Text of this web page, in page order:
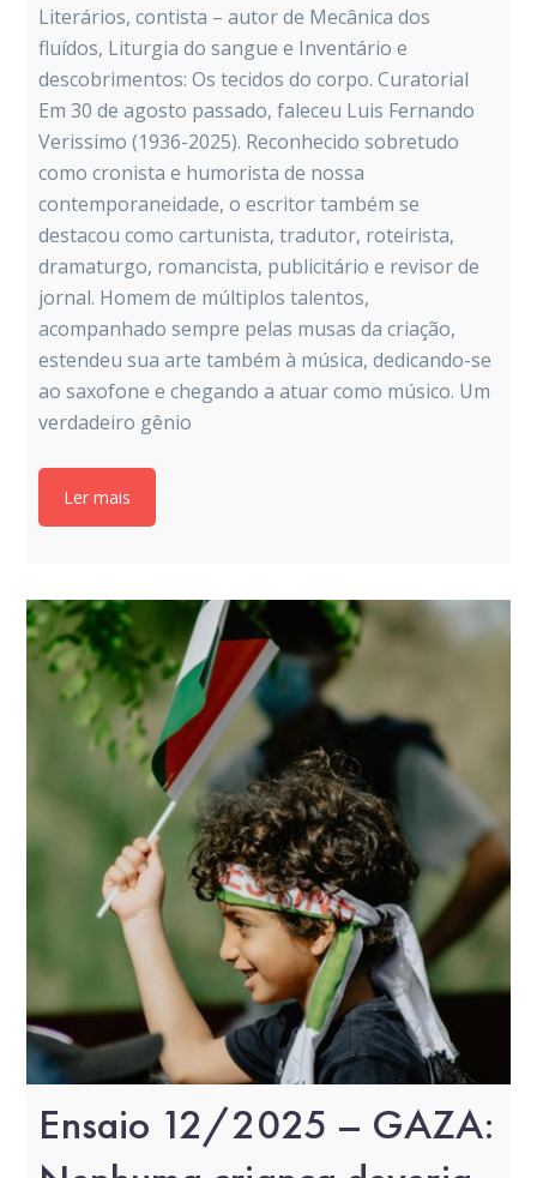
Literários, contista – autor de Mecânica dos
fluídos, Liturgia do sangue e Inventário e
descobrimentos: Os tecidos do corpo. Curatorial
Em 30 de agosto passado, faleceu Luis Fernando
Verissimo (1936-2025). Reconhecido sobretudo
como cronista e humorista de nossa
contemporaneidade, o escritor também se
destacou como cartunista, tradutor, roteirista,
dramaturgo, romancista, publicitário e revisor de
jornal. Homem de múltiplos talentos,
acompanhado sempre pelas musas da criação,
estendeu sua arte também à música, dedicando-se
ao saxofone e chegando a atuar como músico. Um
verdadeiro gênio
Ler mais
Ensaio 12/2025 – GAZA: